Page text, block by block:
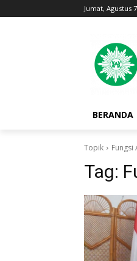
Jumat, Agustus
BERANDA
Topik Fungsi
Tag: